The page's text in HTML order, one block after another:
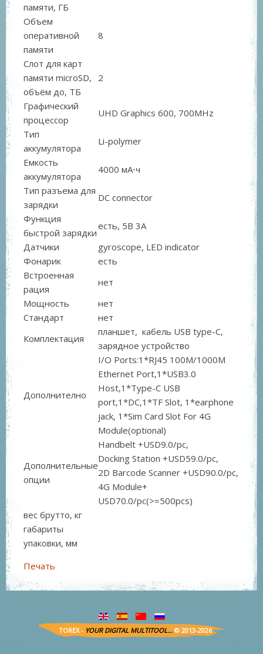
памяти, ГБ
Объем
оперативной
памяти
8
Слот для карт
памяти microSD,
объём до, ТБ
2
Графический
процессор
UHD Graphics 600, 700MHz
Тип
аккумулятора
Li-polymer
Емкость
аккумулятора
4000 мА⋅ч
Тип разъема для
зарядки
DC connector
Функция
быстрой зарядки
есть, 5В 3А
Датчики
gyroscope, LED indicator
Фонарик
есть
Встроенная
рация
нет
Мощность
нет
Стандарт
нет
Комплектация
планшет, кабель USB type-C,
зарядное устройство
Дополнително
I/O Ports:1*RJ45 100M/1000M
Ethernet Port,1*USB3.0
Host,1*Type-C USB
port,1*DC,1*TF Slot, 1*earphone
jack, 1*Sim Card Slot For 4G
Module(optional)
Дополнительные
опции
Handbelt +USD9.0/pc,
Docking Station +USD59.0/pc,
2D Barcode Scanner +USD90.0/pc,
4G Module+
USD70.0/pc(>=500pcs)
вес брутто, кг
габариты
упаковки, мм
Печать
TOREX - YOUR DIGITAL MULTITOOL...© 2013-2026